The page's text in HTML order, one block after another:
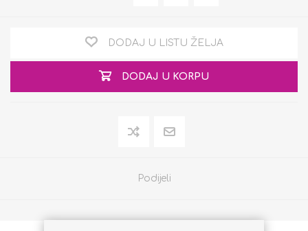
DODAJ U LISTU ŽELJA
DODAJ U KORPU
Podijeli